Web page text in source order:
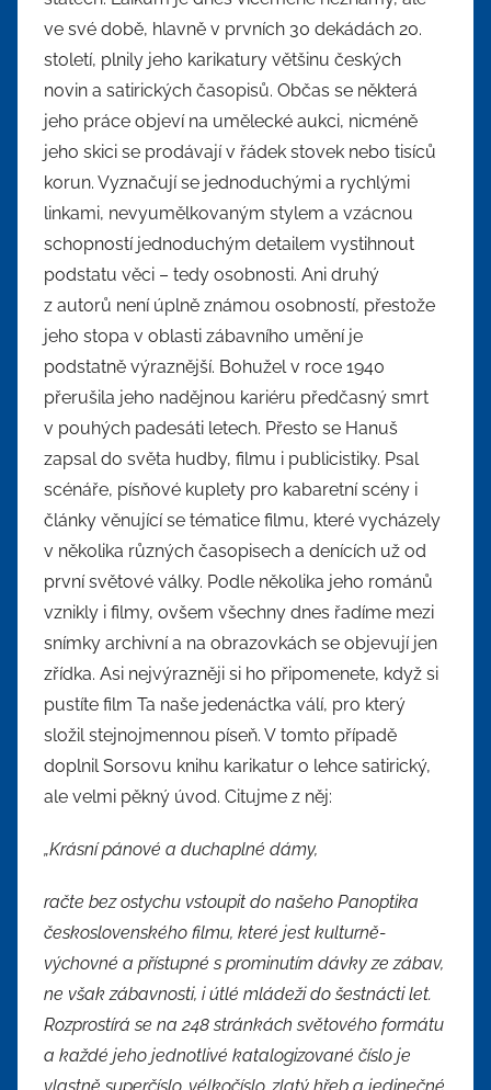
ve své době, hlavně v prvních 30 dekádách 20.
století, plnily jeho karikatury většinu českých
novin a satirických časopisů. Občas se některá
jeho práce objeví na umělecké aukci, nicméně
jeho skici se prodávají v řádek stovek nebo tisíců
korun. Vyznačují se jednoduchými a rychlými
linkami, nevyumělkovaným stylem a vzácnou
schopností jednoduchým detailem vystihnout
podstatu věci – tedy osobnosti. Ani druhý
z autorů není úplně známou osobností, přestože
jeho stopa v oblasti zábavního umění je
podstatně výraznější. Bohužel v roce 1940
přerušila jeho nadějnou kariéru předčasný smrt
v pouhých padesáti letech. Přesto se Hanuš
zapsal do světa hudby, filmu i publicistiky. Psal
scénáře, písňové kuplety pro kabaretní scény i
články věnující se tématice filmu, které vycházely
v několika různých časopisech a denících už od
první světové války. Podle několika jeho románů
vznikly i filmy, ovšem všechny dnes řadíme mezi
snímky archivní a na obrazovkách se objevují jen
zřídka. Asi nejvýrazněji si ho připomenete, když si
pustíte film Ta naše jedenáctka válí, pro který
složil stejnojmennou píseň. V tomto případě
doplnil Sorsovu knihu karikatur o lehce satirický,
ale velmi pěkný úvod. Citujme z něj:
„Krásní pánové a duchaplné dámy,
račte bez ostychu vstoupit do našeho Panoptika
československého filmu, které jest kulturně-
výchovné a přístupné s prominutím dávky ze zábav,
ne však zábavnosti, i útlé mládeži do šestnácti let.
Rozprostírá se na 248 stránkách světového formátu
a každé jeho jednotlivé katalogizované číslo je